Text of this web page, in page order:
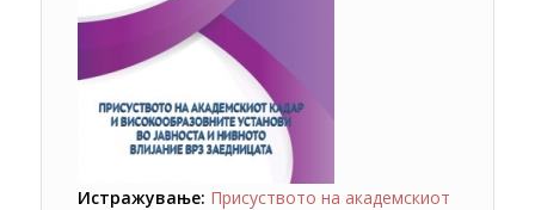
Истражување: Присуството на академскиот